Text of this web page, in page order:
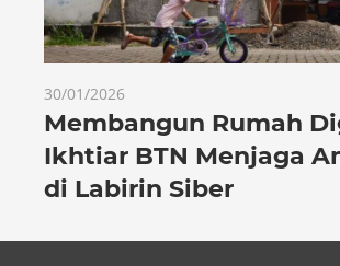
30/01/2026
Membangun Rumah
Ikhtiar BTN Menjaga
di Labirin Siber